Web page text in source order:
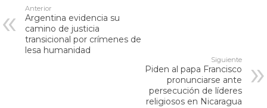
Anterior
Argentina evidencia su
camino de justicia
transicional por crímenes de
lesa humanidad
Siguiente
Piden al papa Francisco
pronunciarse ante
persecución de líderes
religiosos en Nicaragua